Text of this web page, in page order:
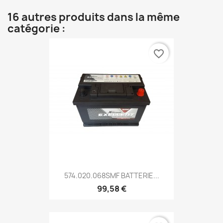
16 autres produits dans la même
catégorie :
574.020.068SMF BATTERIE...
99,58 €
favorite_border